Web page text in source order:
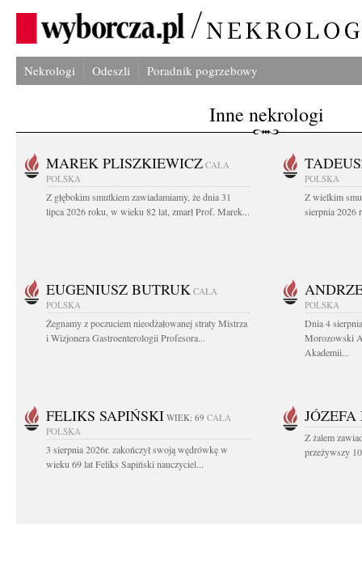
Nekrologi Odeszli Poradnik pogrzebowy
Inne nekrologi
MAREK PLISZKIEWICZ CAŁA
POLSKA
Z głębokim smutkiem zawiadamiamy, że dnia 31
lipca 2026 roku, w wieku 82 lat, zmarł Prof. Marek...
POLSKA
Z wielkim
sierpnia 2026
EUGENIUSZ BUTRUK CAŁA
POLSKA
Żegnamy z poczuciem nieodżałowanej straty Mistrza
i Wizjonera Gastroenterologii Profesora...
POLSKA
Dnia 4
Morozowski
Akademii...
FELIKS SAPIŃSKI WIEK: 69 CAŁA
POLSKA
3 sierpnia 2026r. zakończył swoją wędrówkę w
wieku 69 lat Feliks Sapiński nauczyciel...
Z żalem
przeżywszy